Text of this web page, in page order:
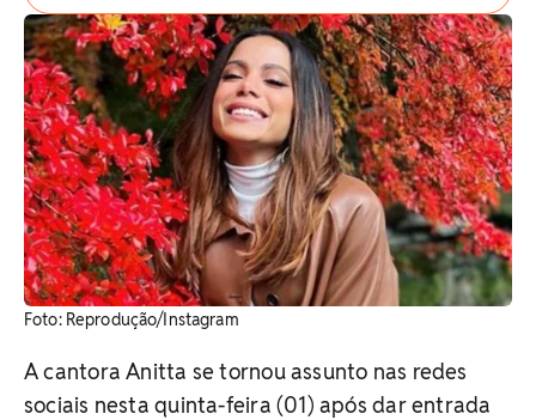
Foto: Reprodução/Instagram
A cantora Anitta se tornou assunto nas redes
sociais nesta quinta-feira (01) após dar entrada